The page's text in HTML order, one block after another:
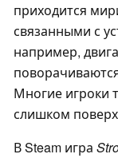
приходится
связанными с
например,
Многие игроки
слишком
В Steam игра